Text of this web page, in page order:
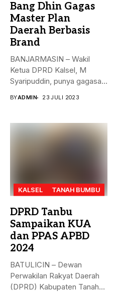
Bang Dhin Gagas
Master Plan
Daerah Berbasis
Brand
BANJARMASIN – Wakil
Ketua DPRD Kalsel, M
Syaripuddin, punya gagasan
BYADMIN 23 JULI 2023
KALSEL TANAH BUMBU
DPRD Tanbu
Sampaikan KUA
dan PPAS APBD
2024
BATULICIN – Dewan
Perwakilan Rakyat Daerah
(DPRD) Kabupaten Tanah